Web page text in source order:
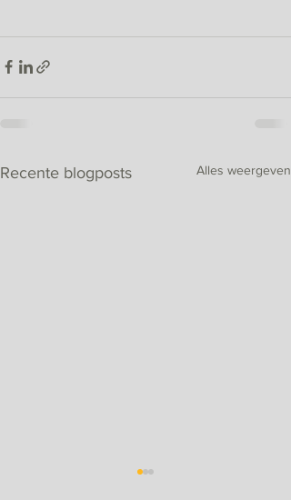
Recente blogposts Alles weergeven